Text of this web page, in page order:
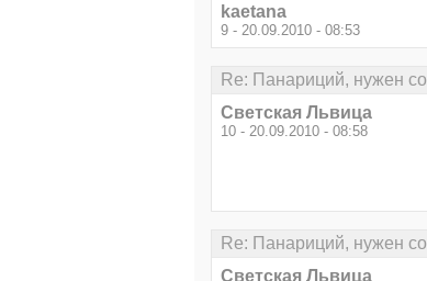
kaetana
9 - 20.09.2010 - 08:53
Re: Панариций, нужен
Светская Львица
10 - 20.09.2010 - 08:58
Re: Панариций, нужен
Светская Львица